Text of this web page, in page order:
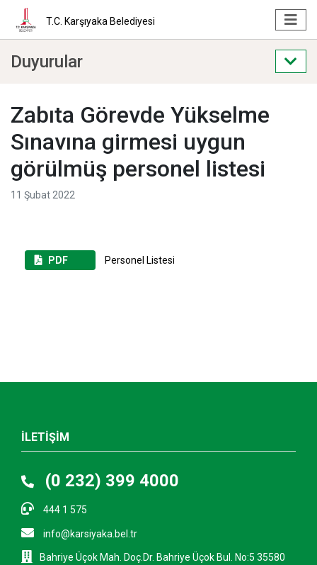
T.C. Karşıyaka Belediyesi
Duyurular
Zabıta Görevde Yükselme
Sınavına girmesi uygun
görülmüş personel listesi
11 Şubat 2022
PDF Personel Listesi
İLETİŞİM
(0 232) 399 4000
444 1 575
info@karsiyaka.bel.tr
Bahriye Üçok Mah. Doç.Dr. Bahriye Üçok Bul. No:5 35580